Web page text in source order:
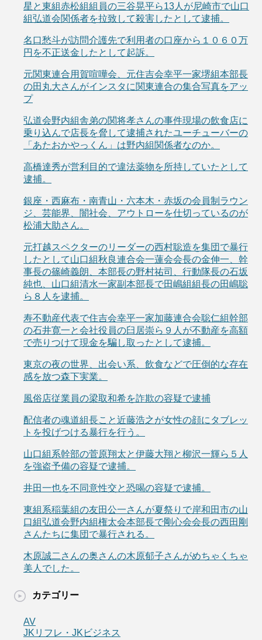
星と東組赤松組組員の三谷晃平ら13人が尼崎市で山口
組弘道会関係者を拉致して殺害したとして逮捕。
名口愁斗が訪問介護先で利用者の口座から１０６０万
円を不正送金したとして起訴。
元関東連合用賀喧嘩会、元住吉会幸平一家堺組本部長
の田丸大さんがインスタに関東連合の集合写真をアッ
プ
弘道会野内組舎弟の関将孝さんの事件現場の飲食店に
乗り込んで店長を脅して逮捕されたユーチューバーの
「あたおかやっくん」は野内組関係者なのか。
高橋達秀が営利目的で違法薬物を所持していたとして
逮捕。
銀座・西麻布・南青山・六本木・赤坂の会員制ラウン
ジ、芸能界、闇社会、アウトローを仕切っているのが
松浦大助さん。
元打越スペクターのリーダーの西村聡造を集団で暴行
したとして山口組秋良連合会一蓮会会長の金伸一、幹
事長の篠崎義朗、本部長の野村祐司、行動隊長の石坂
純也、山口組清水一家副本部長で田嶋組組長の田嶋聡
ら８人を逮捕。
寿不動産代表で住吉会幸平一家加藤連合会聡仁組幹部
の石井寛一と会社役員の臼居崇ら９人が不動産を高額
で売りつけて現金を騙し取ったとして逮捕。
東京の夜の世界、出会い系、飲食などで圧倒的な存在
感を放つ森下実業。
風俗店従業員の梁取和希を詐欺の容疑で逮捕
配信者の魂道組長こと近藤浩之が女性の顔にタブレッ
トを投げつける暴行を行う。
山口組系幹部の菅原翔太と伊藤大翔と柳沢一輝ら５人
を強盗予備の容疑で逮捕。
井田一也を不同意性交と恐喝の容疑で逮捕。
東組系稲葉組の友田公一さんが夏祭りで岸和田市の山
口組弘道会野内組権太会本部長で剛心会会長の西田剛
さんたちに集団で暴行される。
木原誠二さんの奥さんの木原郁子さんがめちゃくちゃ
美人でした。
カテゴリー
AV
JKリフレ・JKビジネス